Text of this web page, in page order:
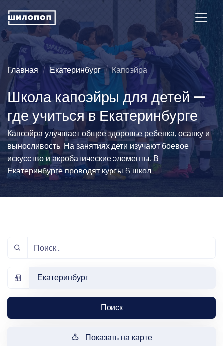
Главная Екатеринбург Капоэйра
Школа капоэйры для детей —
где учиться в Екатеринбурге
Капоэйра улучшает общее здоровье ребенка, осанку и
выносливость. На занятиях дети изучают боевое
искусство и акробатические элементы. В
Екатеринбурге проводят курсы 6 школ.
Екатеринбург
Поиск
Показать на карте